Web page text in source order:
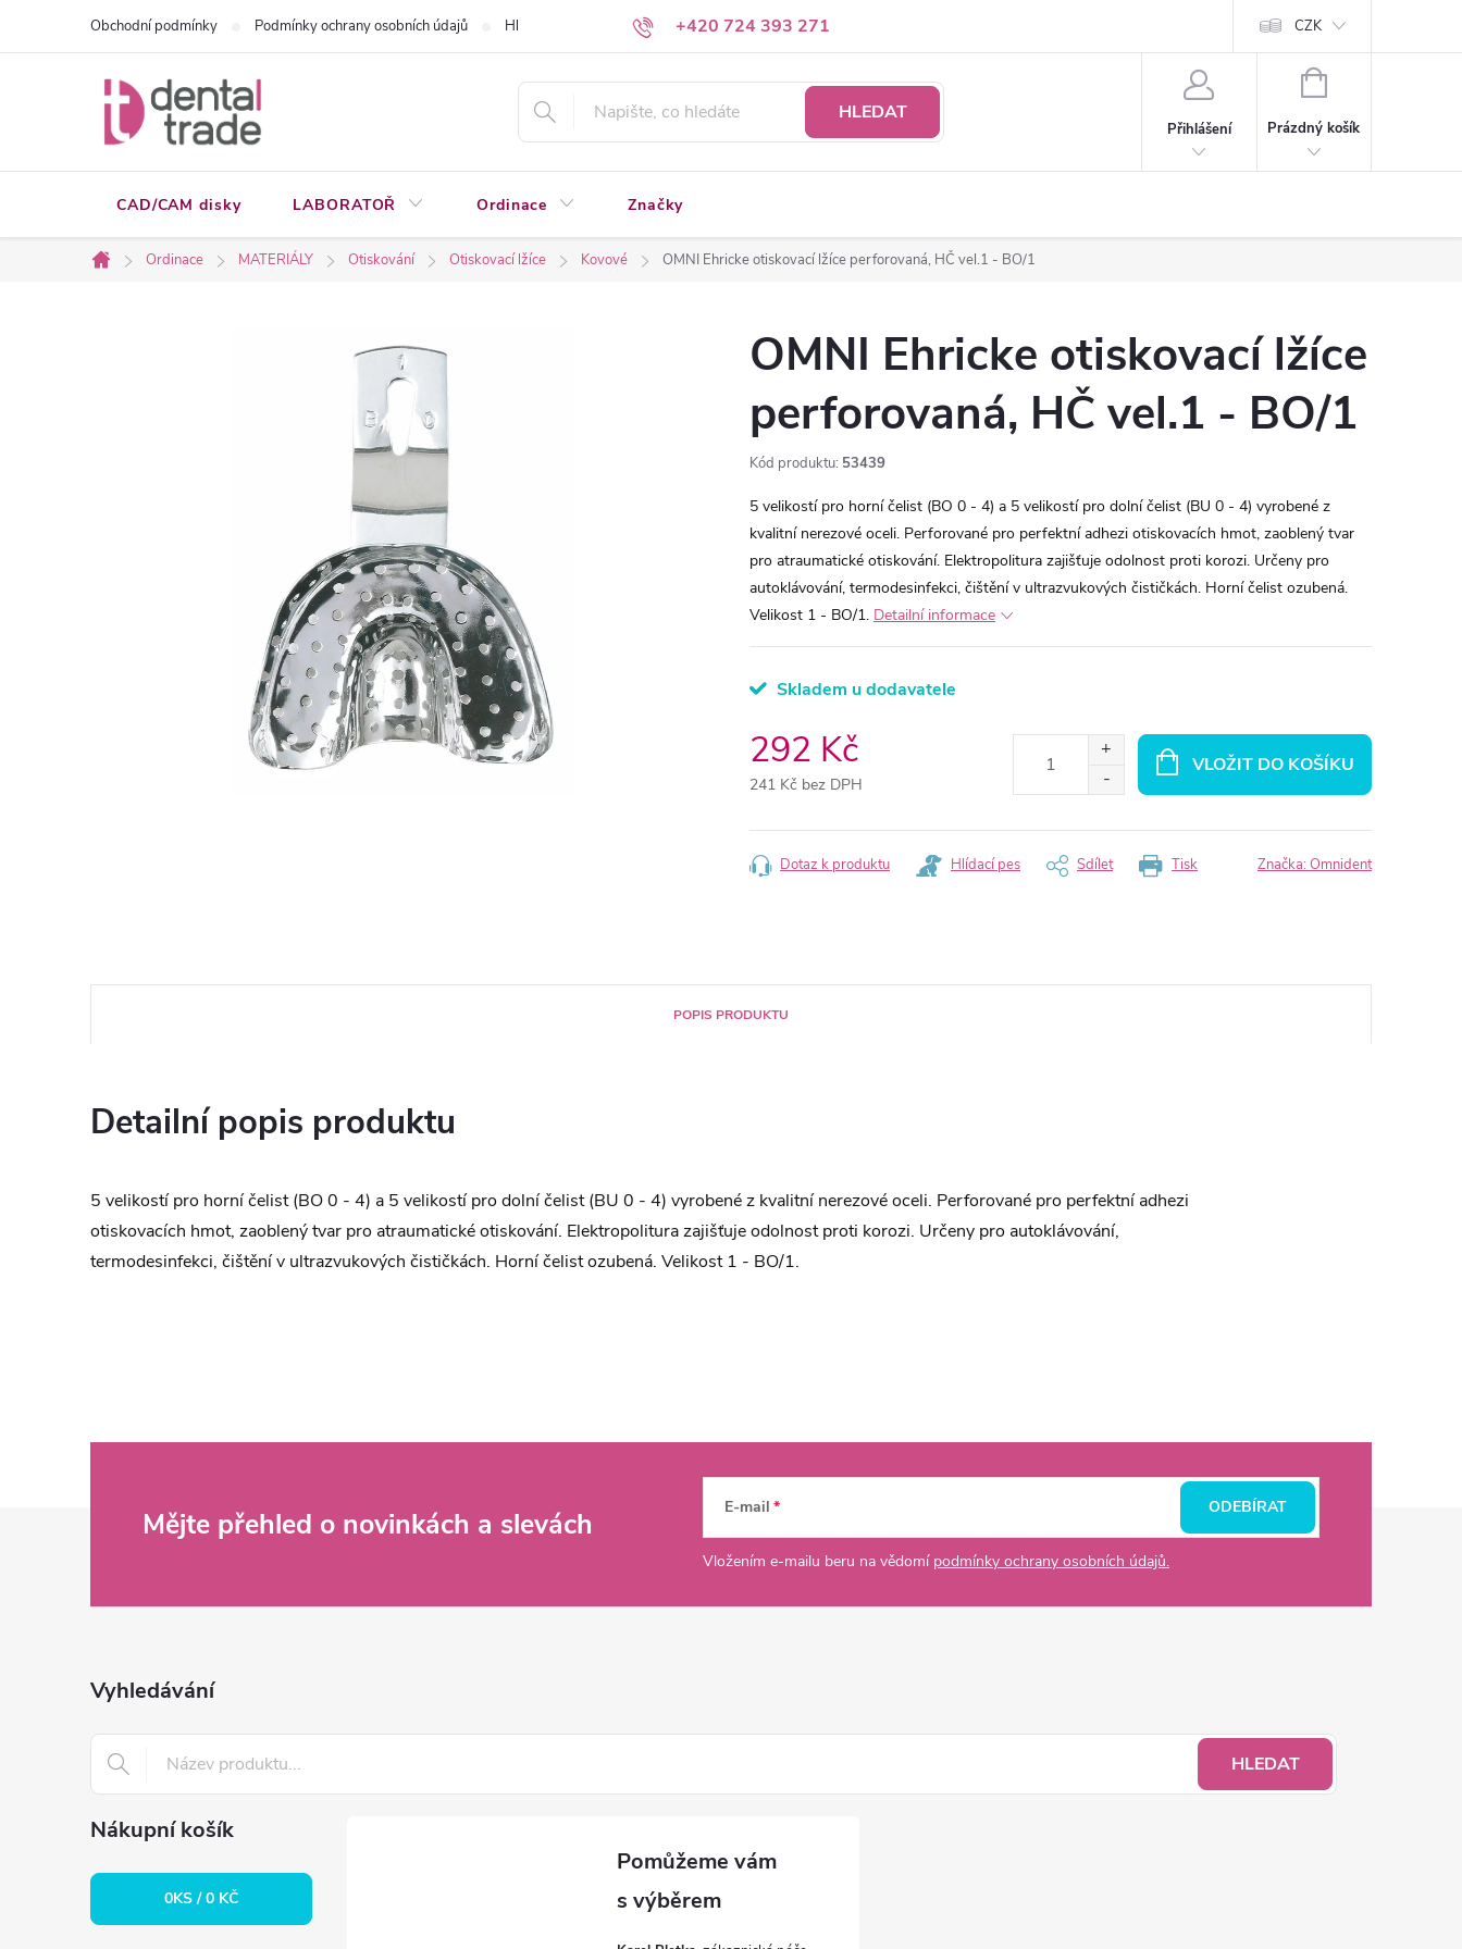
+420 724 393 271
Obchodní podmínky Podmínky ochrany osobních údajů Hledáte a nenacházíte? Napište nám CZK
HLEDAT
Přihlášení
NÁKUPNÍ
Prázdný košík
CAD/CAM disky LABORATOŘ Ordinace Značky
Domů
Ordinace MATERIÁLY Otiskování Otiskovací lžíce Kovové OMNI Ehricke otiskovací lžíce perforovaná, HČ vel.1 - BO/1
OMNI Ehricke otiskovací lžíce
perforovaná, HČ vel.1 - BO/1
Kód produktu: 53439
5 velikostí pro horní čelist (BO 0 - 4) a 5 velikostí pro dolní čelist (BU 0 - 4) vyrobené z
kvalitní nerezové oceli. Perforované pro perfektní adhezi otiskovacích hmot, zaoblený tvar
pro atraumatické otiskování. Elektropolitura zajišťuje odolnost proti korozi. Určeny pro
autoklávování, termodesinfekci, čištění v ultrazvukových čističkách. Horní čelist ozubená.
Velikost 1 - BO/1. Detailní informace
Skladem u dodavatele
292 Kč
241 Kč bez DPH
cena:
VLOŽIT DO KOŠÍKU
Tisk
Dotaz k produktu Hlídací pes Sdílet Značka: Omnident
POPIS PRODUKTU
Detailní popis produktu
5 velikostí pro horní čelist (BO 0 - 4) a 5 velikostí pro dolní čelist (BU 0 - 4) vyrobené z kvalitní nerezové oceli. Perforované pro perfektní adhezi
otiskovacích hmot, zaoblený tvar pro atraumatické otiskování. Elektropolitura zajišťuje odolnost proti korozi. Určeny pro autoklávování,
termodesinfekci, čištění v ultrazvukových čističkách. Horní čelist ozubená. Velikost 1 - BO/1.
Mějte přehled o novinkách a slevách E-mail
Vložením e-mailu beru na vědomí podmínky ochrany osobních údajů.
ODEBÍRAT
Vyhledávání
HLEDAT
Nákupní košík
0KS /0 KČ